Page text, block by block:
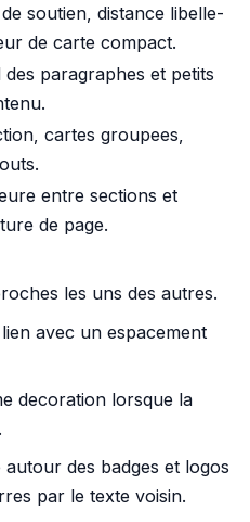
soutien, distance libelle-
de carte compact.
paragraphes et petits
cartes groupees,
entre sections et
de page.
les uns des autres.
avec un espacement
decoration lorsque la
des badges et logos
par le texte voisin.